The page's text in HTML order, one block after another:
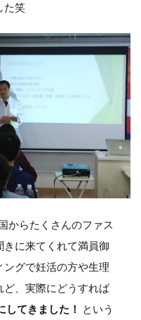
た笑
からたくさんのファス
に来てくれて満員御
グで妊活の方や生理
、実際にどうすれば
してきました！
という